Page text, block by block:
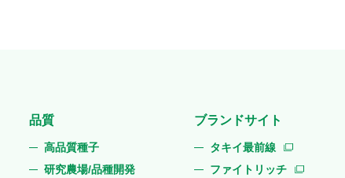
品質
高品質種子
研究農場/品種開発
ブランドサイト
タキイ最前線
ファイトリッチ